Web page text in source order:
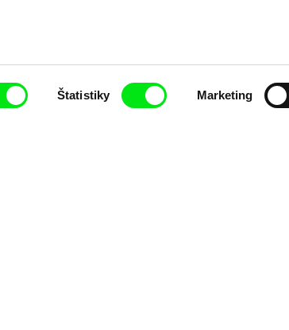
Štatistiky Marketing